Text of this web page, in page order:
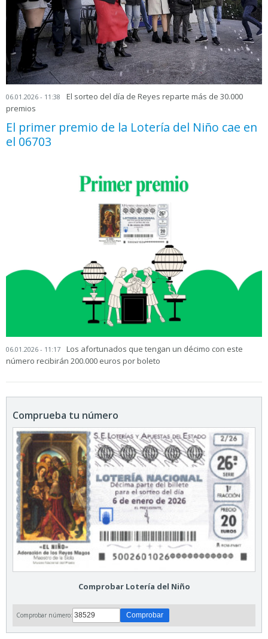
06.01.2026 - 11:38
El sorteo del día de Reyes reparte más de 30.000
premios
El primer premio de la Lotería del Niño cae en
el 06703
06.01.2026 - 11:17
Los afortunados que tengan un décimo con este
número recibirán 200.000 euros por boleto
Comprueba tu número
Comprobar Lotería del Niño
Comprobar número: